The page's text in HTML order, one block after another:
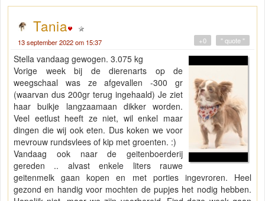
Tania
13 september 2022 om 15:37 " quote "
+0
Stella vandaag gewogen. 3.075 kg
Vorige week bij de dierenarts op de
weegschaal was ze afgevallen -300 gr
(waarvan dus 200gr terug ingehaald) Je ziet
haar buikje langzaamaan dikker worden.
Veel eetlust heeft ze niet, wil enkel maar
dingen die wij ook eten. Dus koken we voor
mevrouw rundsvlees of kip met groenten. :)
Vandaag ook naar de geitenboerderij
gereden .. alvast enkele liters rauwe
geitenmelk gaan kopen en met porties ingevroren. Heel
gezond en handig voor mochten de pupjes het nodig hebben.